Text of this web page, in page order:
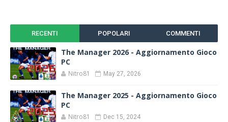
RECENTI POPOLARI COMMENTI
The Manager 2026 - Aggiornamento Gioco
PC
Nitro81 May 27, 2026
The Manager 2025 - Aggiornamento Gioco
PC
Nitro81 Dec 15, 2024